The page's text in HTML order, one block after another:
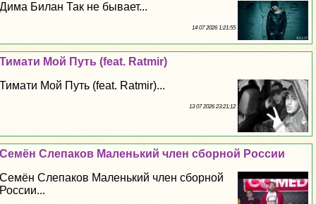
Дима Билан Так не бывает...
14 07 2026 1:21:55
Тимати Мой Путь (feat. Ratmir)
Тимати Мой Путь (feat. Ratmir)...
13 07 2026 23:21:12
Семён Слепаков Маленький члeн сборной России
Семён Слепаков Маленький члeн сборной
России...